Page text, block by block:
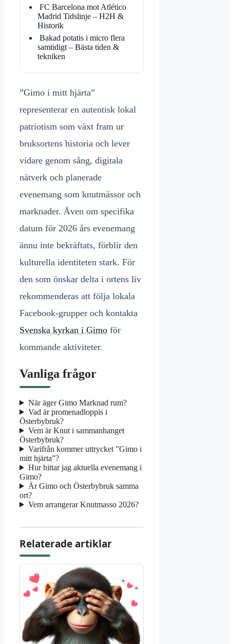
FC Barcelona mot Atlético
Madrid Tidslinje – H2H &
Historik
Bakad potatis i micro flera
samtidigt – Bästa tiden &
tekniken
”Gimo i mitt hjärta”
representerar en autentisk lokal
patriotism som växt fram ur
bruksortens historia och lever
vidare genom sång, digitala
nätverk och planerade
evenemang som knutmässor och
marknader. Även om specifika
datum för 2026 års evenemang
ännu inte bekräftats, förblir den
kulturella identiteten stark. För
den som önskar delta i ortens liv
rekommenderas att följa lokala
Facebook-grupper och kontakta
Svenska kyrkan i Gimo för
kommande aktiviteter.
Vanliga frågor
När äger Gimo Marknad rum?
Vad är promenadloppis i
Österbybruk?
Vem är Knut i sammanhanget
Österbybruk?
Varifrån kommer uttrycket ”Gimo i
mitt hjärta”?
Hur hittar jag aktuella evenemang i
Gimo?
Är Gimo och Österbybruk samma
ort?
Vem arrangerar Knutmasso 2026?
Relaterade artiklar